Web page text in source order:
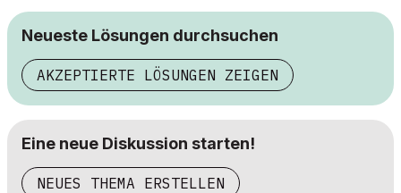
Neueste Lösungen durchsuchen
AKZEPTIERTE LÖSUNGEN ZEIGEN
Eine neue Diskussion starten!
NEUES THEMA ERSTELLEN